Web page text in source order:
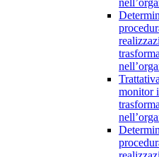
monitor